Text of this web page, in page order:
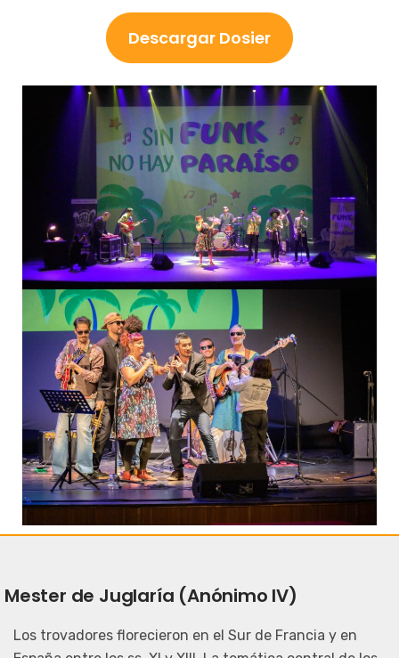
Descargar Dosier
Mester de Juglaría (Anónimo IV)
Los trovadores florecieron en el Sur de Francia y en